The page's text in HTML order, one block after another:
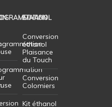
ETHANOL
Conversion
éthanol
Plaisance
du Touch
Conversion
Colomiers
Kit éthanol